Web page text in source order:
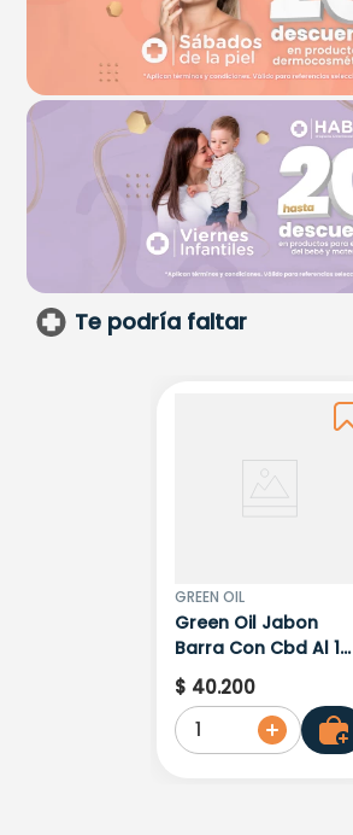
Te podría faltar
GREEN OIL
Green Oil Jabon
Barra Con Cbd Al 1%
Cannabidol
$ 40.200
1